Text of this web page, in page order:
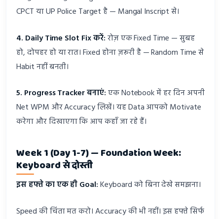
CPCT या UP Police Target है — Mangal Inscript से।
4. Daily Time Slot Fix करें:रोज़ एक Fixed Time — सुबह
हो, दोपहर हो या रात। Fixed होना ज़रूरी है — Random Time से
Habit नहीं बनती।
5. Progress Tracker बनाएं:एक Notebook में हर दिन अपनी
Net WPM और Accuracy लिखें। यह Data आपको Motivate
करेगा और दिखाएगा कि आप कहाँ जा रहे हैं।
Week 1 (Day 1-7) — Foundation Week:
Keyboard से दोस्ती
इस हफ्ते का एक ही Goal:Keyboard को बिना देखे समझना।
Speed की चिंता मत करो। Accuracy की भी नहीं। इस हफ्ते सिर्फ